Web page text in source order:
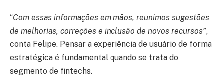
“Com essas informações em mãos, reunimos sugestões
de melhorias, correções e inclusão de novos recursos”,
conta Felipe. Pensar a experiência de usuário de forma
estratégica é fundamental quando se trata do
segmento de fintechs.